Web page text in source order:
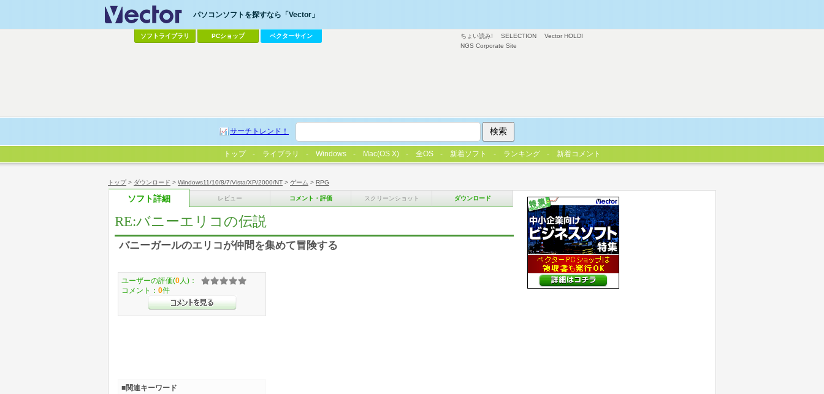
トップ> ダウンロード > Windows11/10/8/7/Vista/XP/2000/NT > ゲーム > RPG
ソフト詳細 レビュー コメント・評価 スクリーンショット ダウンロード
RE:バニーエリコの伝説
バニーガールのエリコが仲間を集めて冒険する
ユーザーの評価(0 人)：
コメント： 0件
■関連キーワード
ちょい読み! SELECTION
Vector HOLDI
NGS Corporate Site
パソコンソフトを探すなら「Vector」
ソフトライブラリ PCショップ ベクターサイン
サーチトレンド！
トップ ライブラリ Windows Mac(OS X) 全OS 新着ソフト ランキング 新着コメント